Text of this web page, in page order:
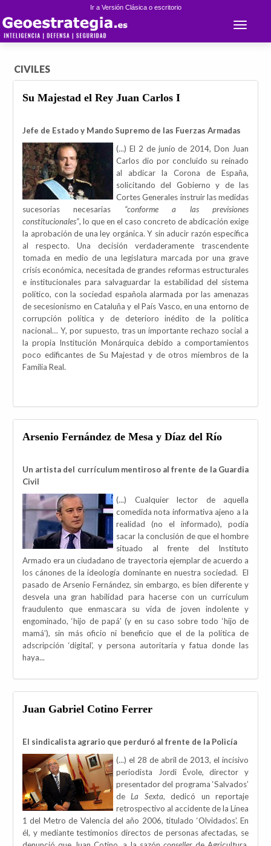
Ir a Versión Clásica o escritorio
Toggle
CIVILES
Su Majestad el Rey Juan Carlos I
Jefe de Estado y Mando Supremo de las Fuerzas Armadas
(...) El 2 de junio de 2014, Don Juan
Carlos dio por concluido su reinado
al abdicar la Corona de España,
solicitando del Gobierno y de las
Cortes Generales instruir las medidas
sucesorias necesarias “conforme a las previsiones
constitucionales”, lo que en el caso concreto de abdicación exige
la aprobación de una ley orgánica. Y sin aducir razón específica
al respecto. Una decisión verdaderamente trascendente
tomada en medio de una legislatura marcada por una grave
crisis económica, necesitada de grandes reformas estructurales
e institucionales para salvaguardar la estabilidad del sistema
político, con la sociedad española alarmada por las amenazas
de secesionismo en Cataluña y el País Vasco, en una entorno de
corrupción política y de deterioro inédito de la política
nacional… Y, por supuesto, tras un importante rechazo social a
la propia Institución Monárquica debido a comportamientos
poco edificantes de Su Majestad y de otros miembros de la
Familia Real.
Arsenio Fernández de Mesa y Díaz del Río
Un artista del currículum mentiroso al frente de la Guardia
Civil
(...) Cualquier lector de aquella
comedida nota informativa ajeno a la
realidad (no el informado), podía
sacar la conclusión de que el hombre
situado al frente del Instituto
Armado era un ciudadano de trayectoria ejemplar de acuerdo a
los cánones de la ideología dominante en nuestra sociedad. El
pasado de Arsenio Fernández, sin embargo, es bien diferente y
desvela una gran habilidad para hacerse con un currículum
fraudulento que enmascara su vida de joven indolente y
engominado, ‘hijo de papá’ (y en su caso sobre todo ‘hijo de
mamá’), sin más oficio ni beneficio que el de la política de
adscripción ‘digital’, y persona autoritaria y fatua donde las
haya...
Juan Gabriel Cotino Ferrer
El sindicalista agrario que perduró al frente de la Policía
(...) el 28 de abril de 2013, el incisivo
periodista Jordi Évole, director y
presentador del programa ‘Salvados’
deLa Sexta, dedicó un reportaje
retrospectivo al accidente de la Línea
1 del Metro de Valencia del año 2006, titulado ‘Olvidados’. En
él, y mediante testimonios directos de personas afectadas, se